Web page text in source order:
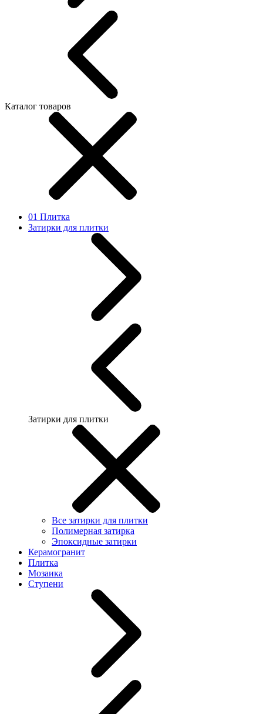
Каталог товаров
01 Плитка
Затирки для плитки
Затирки для плитки
Все затирки для плитки
Полимерная затирка
Эпоксидные затирки
Керамогранит
Плитка
Мозаика
Ступени